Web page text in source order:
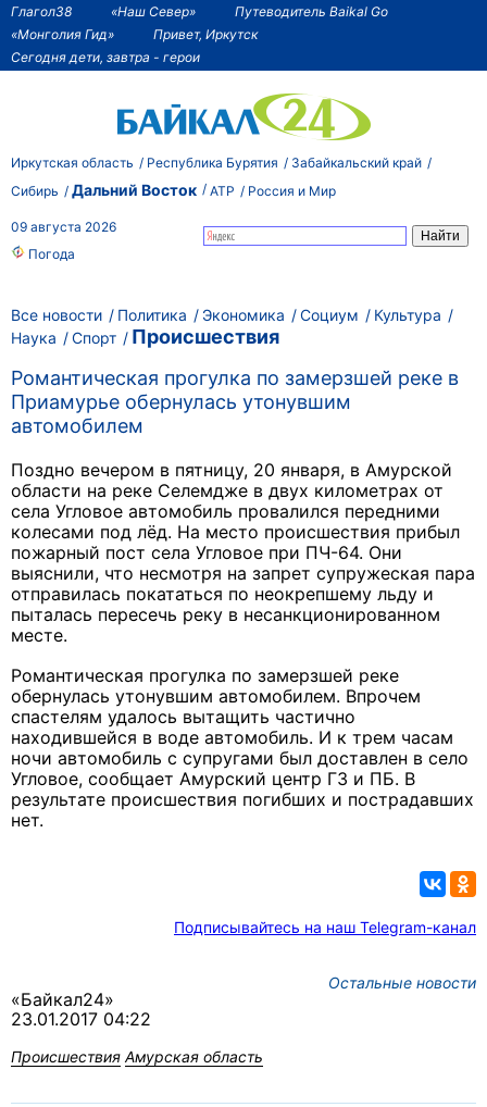
Глагол38 «Наш Север»
Путеводитель Baikal Go
«Монголия Гид»
Привет, Иркутск
Сегодня дети, завтра - герои
Иркутская область Республика Бурятия
Забайкальский край
Сибирь
Дальний Восток АТР Россия и Мир
09 августа 2026
Погода
Все новости Политика Экономика Социум
Культура
Наука
Спорт
Происшествия
Романтическая прогулка по замерзшей реке в
Приамурье обернулась утонувшим
автомобилем
Поздно вечером в пятницу, 20 января, в Амурской
области на реке Селемдже в двух километрах от
села Угловое автомобиль провалился передними
колесами под лёд. На место происшествия прибыл
пожарный пост села Угловое при ПЧ-64. Они
выяснили, что несмотря на запрет супружеская пара
отправилась покататься по неокрепшему льду и
пыталась пересечь реку в несанкционированном
месте.
Романтическая прогулка по замерзшей реке
обернулась утонувшим автомобилем. Впрочем
спастелям удалось вытащить частично
находившейся в воде автомобиль. И к трем часам
ночи автомобиль с супругами был доставлен в село
Угловое, сообщает Амурский центр ГЗ и ПБ. В
результате происшествия погибших и пострадавших
нет.
Подписывайтесь на наш Telegram-канал
Остальные новости
«Байкал24»
23.01.2017 04:22
Происшествия Амурская область